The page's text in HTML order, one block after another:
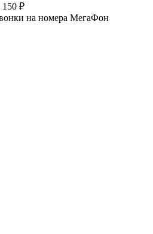
₽
на номера МегаФон